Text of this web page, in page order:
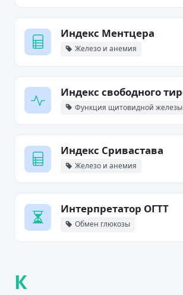
Индекс Ментцера
Железо и анемия
Функция щитовидной железы
Индекс Сривастава
Железо и анемия
Интерпретатор ОГТТ
Обмен глюкозы
К